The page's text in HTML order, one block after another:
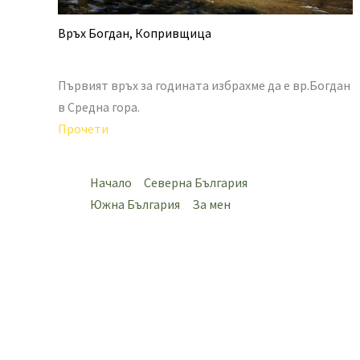
Връх Богдан, Копривщица
Първият връх за годината избрахме да е вр.Богдан
в Средна гора.
Прочети
Начало
Северна България
Южна България
За мен